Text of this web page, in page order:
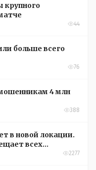
крупного
44
больше всего
76
4 млн
388
в новой локации.
всех
2277